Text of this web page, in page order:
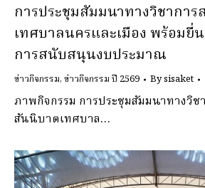
การประชุมสัมมนาทางวิชากา
เทศบาลนครและเมือง พร้อมยื่
การสนับสนุนงบประมาณ
ข่าวกิจกรรม,ข่าวกิจกรรม ปี 2569 Bysisaket
ภาพกิจกรรม การประชุมสัมมนาทางวิช
สันนิบาตเทศบาล…